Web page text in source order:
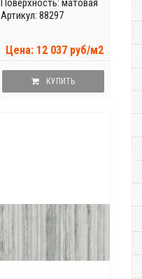
Поверхность: матовая
Артикул: 88297
Цена: 12 037 руб/м2
КУПИТЬ